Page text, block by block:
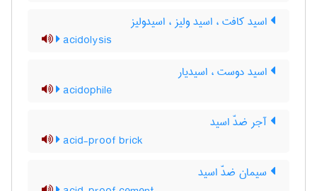
اسید کافت ، اسید ولیز ، اسیدولیز
acidolysis
اسید دوست ، اسیدیار
acidophile
آجر ضدّ اسید
acid-proof brick
سیمان ضدّ اسید